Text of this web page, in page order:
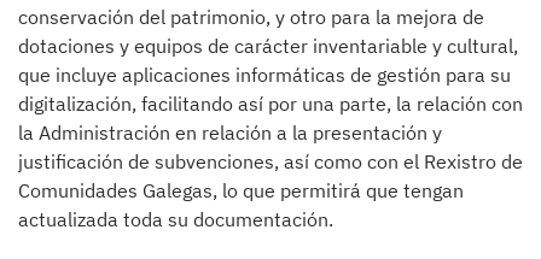
conservación del patrimonio, y otro para la mejora de
dotaciones y equipos de carácter inventariable y cultural,
que incluye aplicaciones informáticas de gestión para su
digitalización, facilitando así por una parte, la relación con
la Administración en relación a la presentación y
justificación de subvenciones, así como con el Rexistro de
Comunidades Galegas, lo que permitirá que tengan
actualizada toda su documentación.